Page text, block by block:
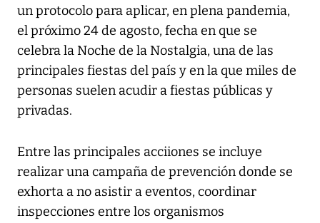
un protocolo para aplicar, en plena pandemia,
el próximo 24 de agosto, fecha en que se
celebra la Noche de la Nostalgia, una de las
principales fiestas del país y en la que miles de
personas suelen acudir a fiestas públicas y
privadas.
Entre las principales acciiones se incluye
realizar una campaña de prevención donde se
exhorta a no asistir a eventos, coordinar
inspecciones entre los organismos